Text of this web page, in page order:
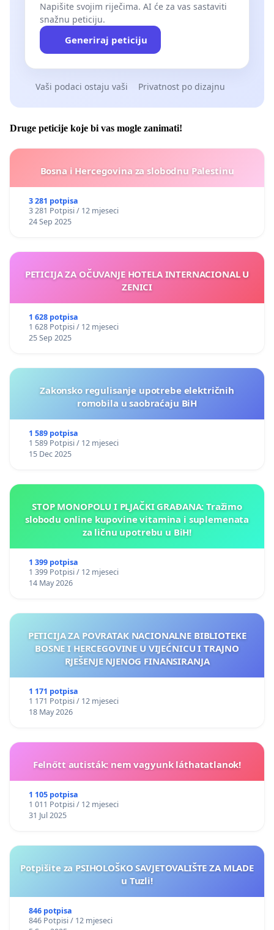
Napišite svojim riječima. AI će za vas sastaviti
snažnu peticiju.
Generiraj peticiju
Vaši podaci ostaju vaši Privatnost po dizajnu
Druge peticije koje bi vas mogle zanimati!
Bosna i Hercegovina za slobodnu Palestinu
3 281 potpisa
3 281 Potpisi / 12 mjeseci
24 Sep 2025
PETICIJA ZA OČUVANJE HOTELA INTERNACIONAL U
ZENICI
1 628 potpisa
1 628 Potpisi / 12 mjeseci
25 Sep 2025
Zakonsko regulisanje upotrebe električnih
romobila u saobraćaju BiH
1 589 potpisa
1 589 Potpisi / 12 mjeseci
15 Dec 2025
STOP MONOPOLU I PLJAČKI GRAĐANA: Tražimo
slobodu online kupovine vitamina i suplemenata
za ličnu upotrebu u BiH!
1 399 potpisa
1 399 Potpisi / 12 mjeseci
14 May 2026
PETICIJA ZA POVRATAK NACIONALNE BIBLIOTEKE
BOSNE I HERCEGOVINE U VIJEĆNICU I TRAJNO
RJEŠENJE NJENOG FINANSIRANJA
1 171 potpisa
1 171 Potpisi / 12 mjeseci
18 May 2026
Felnőtt autisták: nem vagyunk láthatatlanok!
1 105 potpisa
1 011 Potpisi / 12 mjeseci
31 Jul 2025
Potpišite za PSIHOLOŠKO SAVJETOVALIŠTE ZA MLADE
u Tuzli!
846 potpisa
846 Potpisi / 12 mjeseci